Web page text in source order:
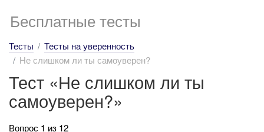
Бесплатные тесты
Тесты
Тесты на уверенность
Не слишком ли ты самоуверен?
Тест «Не слишком ли ты
самоуверен?»
Вопрос 1 из 12